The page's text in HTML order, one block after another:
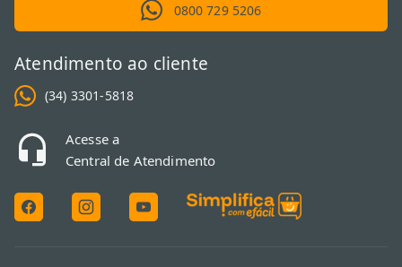
0800 729 5206
Atendimento ao cliente
(34) 3301-5818
Acesse a
Central de Atendimento